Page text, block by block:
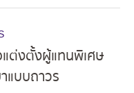
แต่งตั้งผู้แทนพิเศษ
แบบถาวร